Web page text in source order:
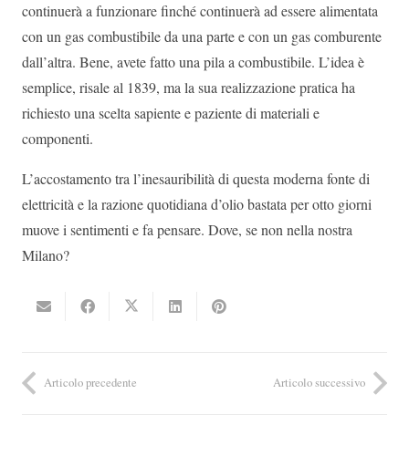
continuerà a funzionare finché continuerà ad essere alimentata
con un gas combustibile da una parte e con un gas comburente
dall’altra. Bene, avete fatto una pila a combustibile. L’idea è
semplice, risale al 1839, ma la sua realizzazione pratica ha
richiesto una scelta sapiente e paziente di materiali e
componenti.
L’accostamento tra l’inesauribilità di questa moderna fonte di
elettricità e la razione quotidiana d’olio bastata per otto giorni
muove i sentimenti e fa pensare. Dove, se non nella nostra
Milano?
Articolo precedente Articolo successivo